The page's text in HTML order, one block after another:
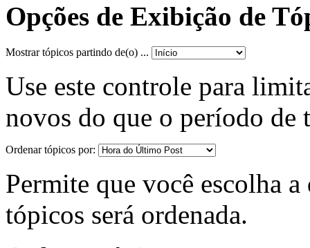
Opções de Exibição de
Mostrar tópicos partindo de(o) ...
Use este controle para
novos do que o período de
Ordenar tópicos por:
Permite que você escolha
tópicos será ordenada.